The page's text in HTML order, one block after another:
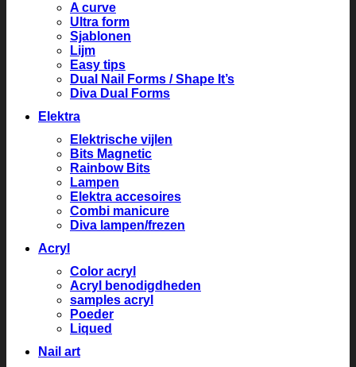
A curve
Ultra form
Sjablonen
Lijm
Easy tips
Dual Nail Forms / Shape It’s
Diva Dual Forms
Elektra
Elektrische vijlen
Bits Magnetic
Rainbow Bits
Lampen
Elektra accesoires
Combi manicure
Diva lampen/frezen
Acryl
Color acryl
Acryl benodigdheden
samples acryl
Poeder
Liqued
Nail art